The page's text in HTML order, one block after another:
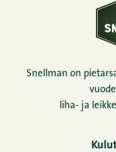
Snellman on
liha- ja